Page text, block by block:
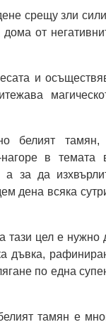
срещу зли
от
и
белият
в темата
а за да
дена всяка
тази цел е нужно
дъвка,
по една
тамян е